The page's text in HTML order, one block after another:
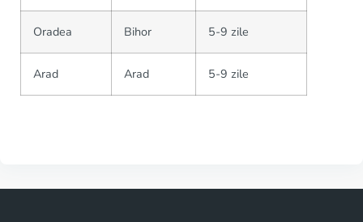
Oradea Bihor 5-9 zile
Arad Arad 5-9 zile